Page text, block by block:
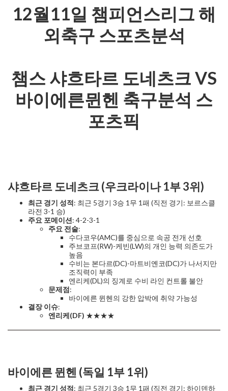
12월11일 챔피언스리그 해
외축구 스포츠분석
챔스 샤흐타르 도네츠크 VS
바이에른뮌헨 축구분석 스
포츠픽
샤흐타르 도네츠크 (우크라이나 1부 3위)
최근 경기 성적: 최근 5경기 3승 1무 1패 (직전 경기: 보르스클
라전 3-1 승)
주요 포메이션: 4-2-3-1
주요 전술:
수다코우(AMC)를 중심으로 속공 전개 선호
주브코프(RW)-케빈(LW)의 개인 능력 의존도가
높음
수비는 본다르(DC)-마트비옌코(DC)가 나서지만
조직력이 부족
엔리케(DL)의 징계로 수비 라인 컨트롤 불안
문제점:
바이에른 뮌헨의 강한 압박에 취약 가능성
결장 이슈:
엔리케(DF) ★★★★
바이에른 뮌헨 (독일 1부 1위)
최근 경기 성적: 최근 5경기 3승 1무 1패 (직전 경기: 하이덴하